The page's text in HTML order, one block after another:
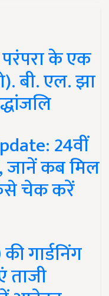
के एक
बी. एल. झा
24वीं
जानें कब मिल
चेक करें
गार्डनिंग
ताजी